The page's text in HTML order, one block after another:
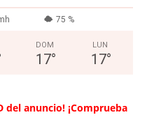
75 %
DOM
17°
LUN
17°
del anuncio! ¡Comprueba